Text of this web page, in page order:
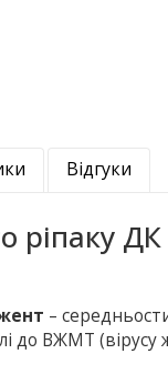
Відгуки
ріпаку
–
до ВЖМТ (вірусу